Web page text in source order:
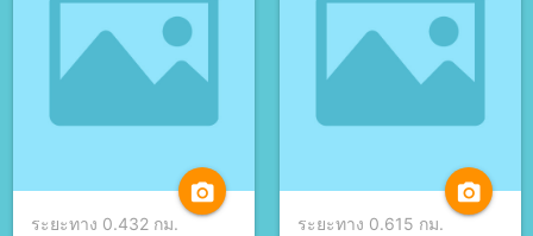
camera_alt
ระยะทาง 0.432 กม.
camera_alt
ระยะทาง 0.615 กม.